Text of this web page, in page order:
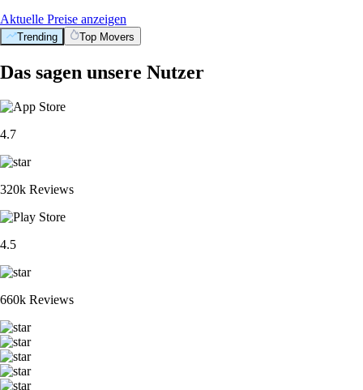
Aktuelle Preise anzeigen
Trending Top Movers
Das sagen unsere Nutzer
4.7
320k Reviews
4.5
660k Reviews